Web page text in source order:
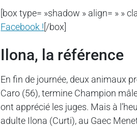
[box type= »shadow » align= » »
Facebook ![/box]
Ilona, la référence
En fin de journée, deux animaux
Caro (56), termine Champion
ont apprécié les juges. Mais à
adulte Ilona (Curti), au Gaec